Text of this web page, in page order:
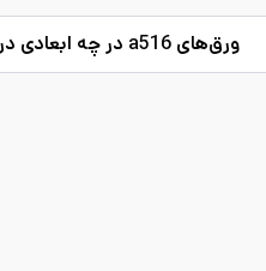
ورق‌های a516 در چه ابعادی در بازار موجودند؟